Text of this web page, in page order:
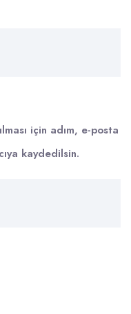
için adım, e-posta
kaydedilsin.